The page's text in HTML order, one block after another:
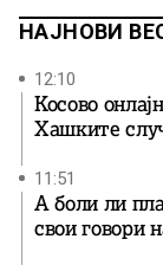
НАЈНОВИ
12:10
Косово
Хашките
11:51
А боли ли
свои говори